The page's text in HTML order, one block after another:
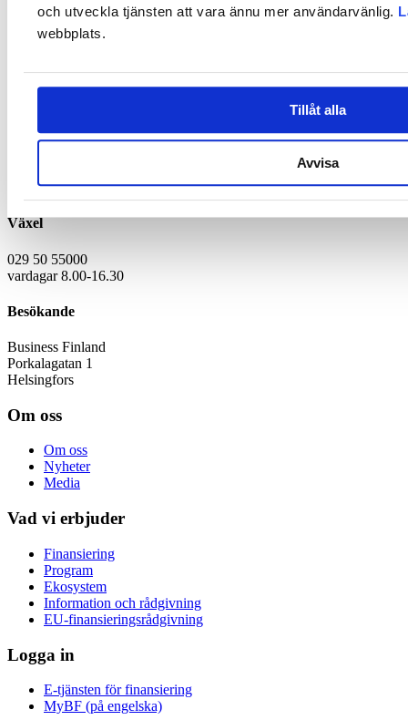
och utveckla tjänsten att vara ännu mer användarvänlig.
webbplats.
Tillåt alla
Avvisa
Anvisningar för ansökan
ESA BIC Finland
Faktureringsinformation
Växel
029 50 55000
vardagar 8.00-16.30
Besökande
Business Finland
Porkalagatan 1
Helsingfors
Om oss
Om oss
Nyheter
Media
Vad vi erbjuder
Finansiering
Program
Ekosystem
Information och rådgivning
EU-finansieringsrådgivning
Logga in
E-tjänsten för finansiering
MyBF (på engelska)